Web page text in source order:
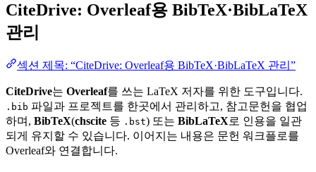
CiteDrive: Overleaf용 BibTeX·BibLaTeX
관리
섹션 제목: “CiteDrive: Overleaf용 BibTeX·BibLaTeX 관리”
CiteDrive는 Overleaf를 쓰는 LaTeX 저자를 위한 도구입니다.
.bib 파일과 프로젝트를 한곳에서 관리하고, 참고문헌을 협업
하며, BibTeX(chscite 등 .bst) 또는 BibLaTeX로 인용을 일관
되게 유지할 수 있습니다. 이어지는 내용은 문헌 워크플로를
Overleaf와 연결합니다.